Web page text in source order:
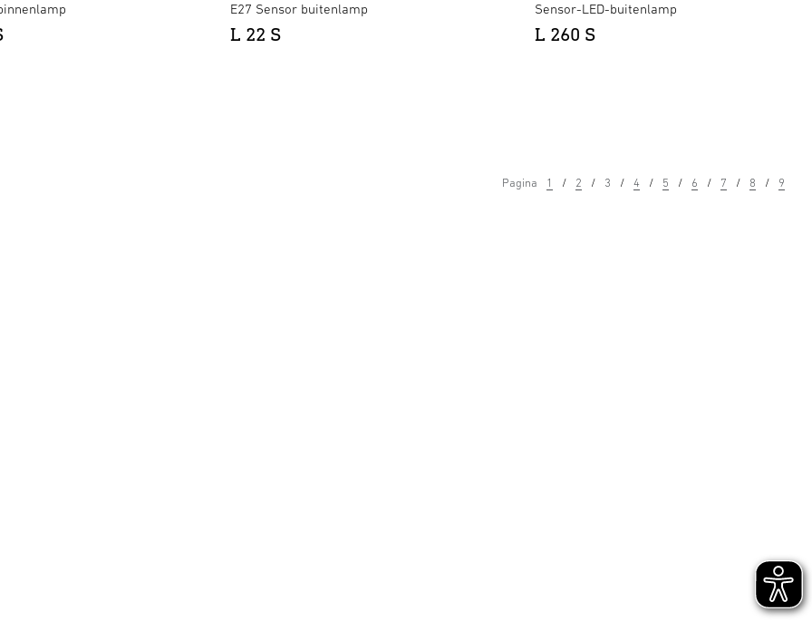
E27 Sensor buitenlamp
L 22 S
Sensor-LED-buitenlamp
L 260 S
Pagina 1 2 3 4 5 6 7 8 9